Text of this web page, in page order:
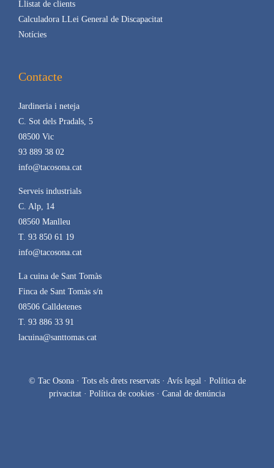
Llistat de clients
Calculadora LLei General de Discapacitat
Notícies
Contacte
Jardineria i neteja
C. Sot dels Pradals, 5
08500 Vic
93 889 38 02
info@tacosona.cat
Serveis industrials
C. Alp, 14
08560 Manlleu
T. 93 850 61 19
info@tacosona.cat
La cuina de Sant Tomàs
Finca de Sant Tomàs s/n
08506 Calldetenes
T. 93 886 33 91
lacuina@santtomas.cat
© Tac Osona · Tots els drets reservats · Avís legal· Política de
privacitat · Política de cookies · Canal de denúncia